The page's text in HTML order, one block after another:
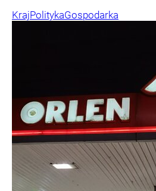
KrajPolitykaGospodarka